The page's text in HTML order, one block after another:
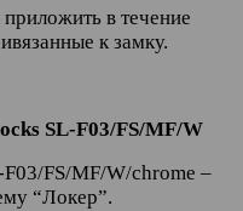
в течение
к замку.
SL-F03/FS/MF/W
FS/MF/W/chrome –
“Локер”.